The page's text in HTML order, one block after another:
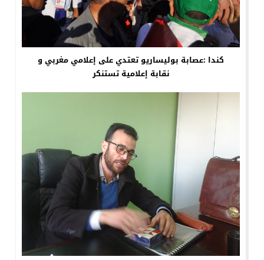
كندا :عصابة بوليساريو تعتدي على إعلامي مغربي و
نقابة إعلامية تستنكر